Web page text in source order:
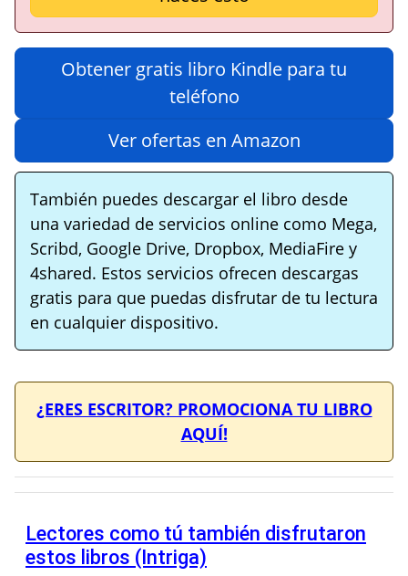
Obtener gratis libro Kindle para tu
teléfono
Ver ofertas en Amazon
También puedes descargar el libro desde
una variedad de servicios online como Mega,
Scribd, Google Drive, Dropbox, MediaFire y
4shared. Estos servicios ofrecen descargas
gratis para que puedas disfrutar de tu lectura
en cualquier dispositivo.
¿ERES ESCRITOR? PROMOCIONA TU LIBRO
AQUÍ!
Lectores como tú también disfrutaron
estos libros (Intriga)